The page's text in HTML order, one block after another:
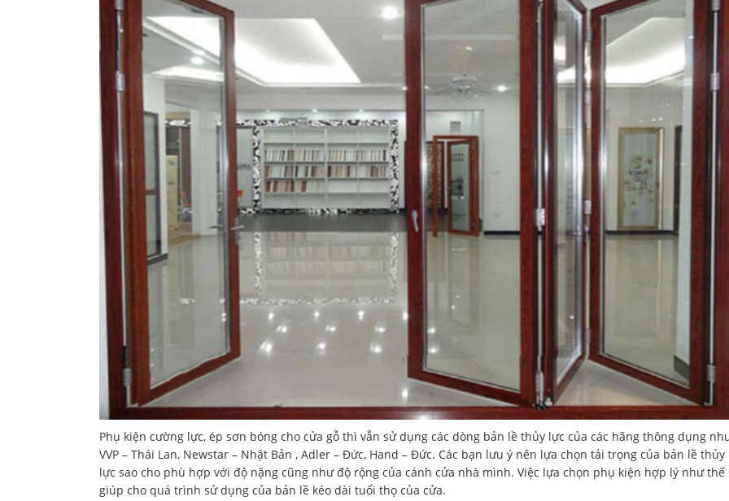
Phụ kiện cường lực, ép sơn bóng cho cửa gỗ thì vẫn sử dụng các dòng bản lề thủy lực của các hãng thông dụng
VVP – Thái Lan, Newstar – Nhật Bản , Adler – Đức, Hand – Đức. Các bạn lưu ý nên lựa chọn tải trọng của bản lề thủy
lực sao cho phù hợp với độ nặng cũng như độ rộng của cánh cửa nhà mình. Việc lựa chọn phụ kiện hợp lý như thế
giúp cho quá trình sử dụng của bản lề kéo dài tuổi thọ của cửa.